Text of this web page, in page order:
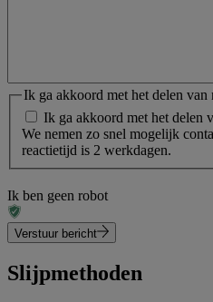
Ik ga akkoord met het delen
Ik ga akkoord met het delen
We nemen zo snel mogelijk
reactietijd is 2 werkdagen.
Ik ben geen robot
Verstuur bericht
Slijpmethoden